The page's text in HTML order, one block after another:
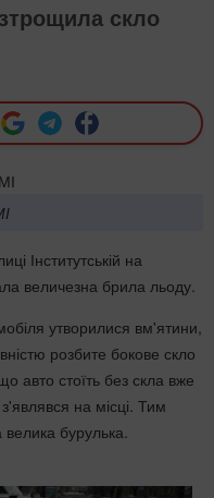
скло
Інститутській на
величезна брила льоду.
утворилися вм'ятини,
розбите бокове скло
авто стоїть без скла вже
на місці. Тим
бурулька.